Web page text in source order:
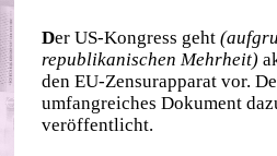
Der US-Kongress geht
republikanischen Mehrheit)
den EU-Zensurapparat vor.
umfangreiches Dokument
veröffentlicht.